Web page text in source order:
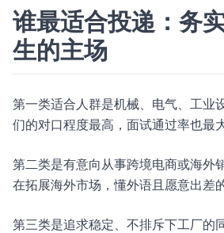
谁最适合投递：务
生的主场
第一类适合人群是机械、电气、工业
们的对口程度最高，面试通过率也最大
第二类是有意向从事跨境电商或海外
在拓展海外市场，懂外语且愿意出差
第三类是追求稳定、不排斥下工厂的